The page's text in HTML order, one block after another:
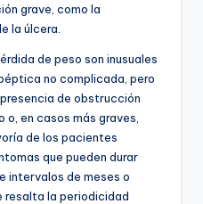
grave, como la
la úlcera.
de peso son inusuales
no complicada, pero
de obstrucción
en casos más graves,
de los pacientes
que pueden durar
intervalos de meses o
resalta la periodicidad